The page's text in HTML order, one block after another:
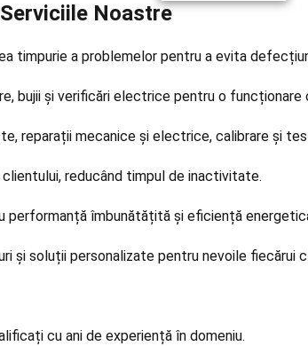
timpurie a problemelor pentru a evita
bujii și verificări electrice pentru o funcționare
reparații mecanice și electrice, calibrare și
reducând timpul de inactivitate.
performanță îmbunătățită și eficiență
și soluții personalizate pentru nevoile fiecărui
cu ani de experiență în domeniu.